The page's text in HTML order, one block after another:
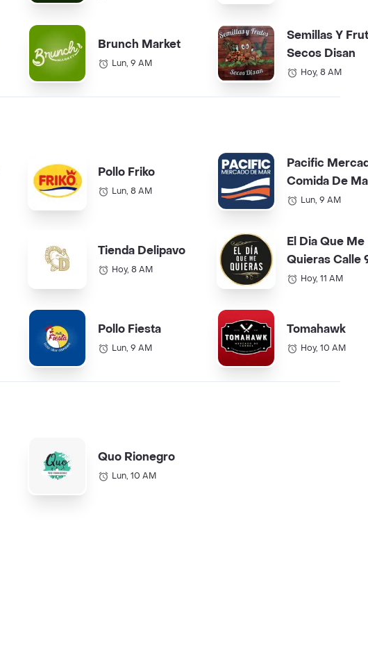
Brunch Market
Lun, 9 AM
Semillas Y
Secos Disan
Hoy, 8 AM
Pollo Friko
Lun, 8 AM
Tienda Delipavo
Hoy, 8 AM
Pollo Fiesta
Lun, 9 AM
Pacific
Comida De
Lun, 9 AM
El Dia Que Me
Quieras Calle
Hoy, 11 AM
Tomahawk
Hoy, 10 AM
Quo Rionegro
Lun, 10 AM